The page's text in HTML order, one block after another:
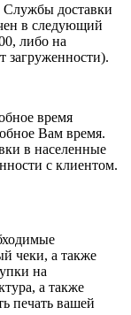
Службы доставки
в следующий
либо на
загруженности).
время
Вам время.
в населенные
с клиентом.
чеки, а также
на
а также
печать вашей